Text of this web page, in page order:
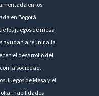
en los
en Bogotá
los juegos de mesa
ayudan a reunir a la
el desarrollo del
la sociedad.
Juegos de Mesa y el
habilidades